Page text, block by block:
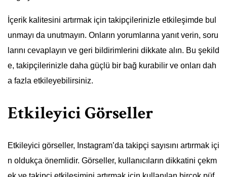
İçerik kalitesini artırmak için takipçilerinizle etkileşimde bul
unmayı da unutmayın. Onların yorumlarına yanıt verin, soru
larını cevaplayın ve geri bildirimlerini dikkate alın. Bu şekild
e, takipçilerinizle daha güçlü bir bağ kurabilir ve onları dah
a fazla etkileyebilirsiniz.
Etkileyici Görseller
Etkileyici görseller, Instagram’da takipçi sayısını artırmak içi
n oldukça önemlidir. Görseller, kullanıcıların dikkatini çekm